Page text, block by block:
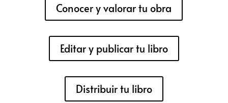
Conocer y valorar tu obra
Editar y publicar tu libro
Distribuir tu libro